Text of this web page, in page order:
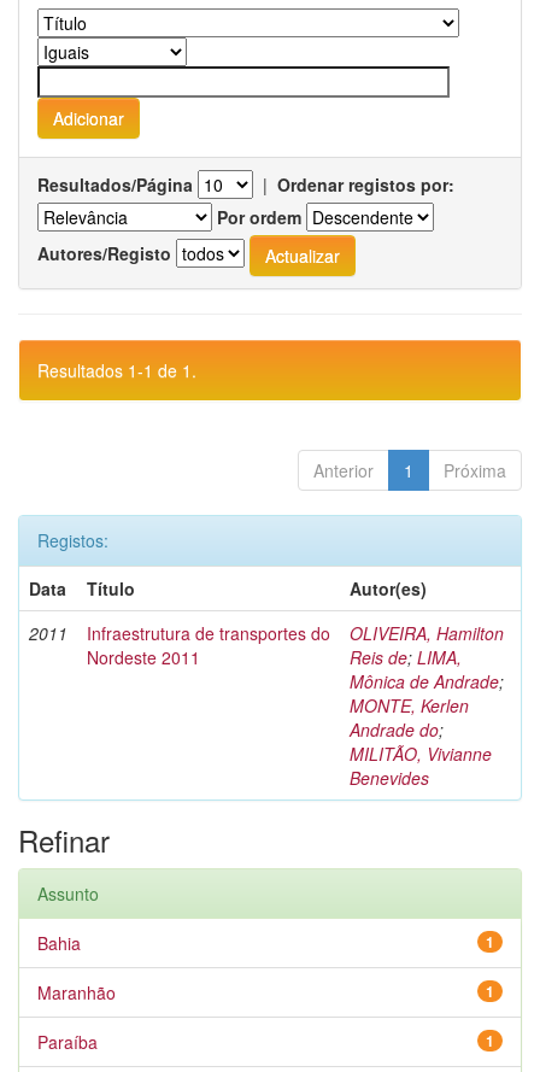
Resultados/Página | Ordenar registos por:
Por ordem
Autores/Registo
Resultados 1-1 de 1.
Anterior 1 Próxima
Registos:
Data
Título
Autor(es)
2011
Infraestrutura de transportes do
Nordeste 2011
OLIVEIRA, Hamilton
Reis de; LIMA,
Mônica de Andrade;
MONTE, Kerlen
Andrade do;
MILITÃO, Vivianne
Benevides
Refinar
Assunto
1
Bahia
1
Maranhão
1
Paraíba